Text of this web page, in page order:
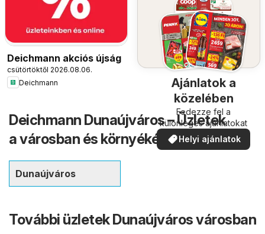
Deichmann akciós újság
csütörtöktől 2026.08.06.
Deichmann
Ajánlatok a
közelében
Fedezze fel a
különleges ajánlatokat
Helyi ajánlatok
Deichmann Dunaújváros – Üzletek
a városban és környékén
Dunaújváros
További üzletek Dunaújváros városban